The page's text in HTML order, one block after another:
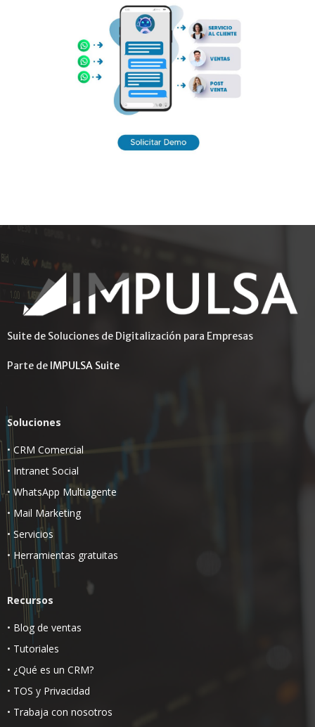
Suite de Soluciones de Digitalización para Empresas
Parte de IMPULSA Suite
Soluciones
•CRM Comercial
• Intranet Social
• WhatsApp Multiagente
• Mail Marketing
• Servicios
• Herramientas gratuitas
Recursos
• Blog de ventas
• Tutoriales
• ¿Qué es un CRM?
• TOS y Privacidad
• Trabaja con nosotros